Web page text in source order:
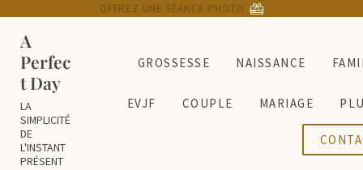
Passer au contenu principal
Skip to header right navigation
Skip to site footerOFFREZ UNE SÉANCE PHOTO →
A
Perfec
t Day
LA
SIMPLICITÉ
DE
L'INSTANT
PRÉSENT
GROSSESSE NAISSANCE
EVJF COUPLE MARIAGE